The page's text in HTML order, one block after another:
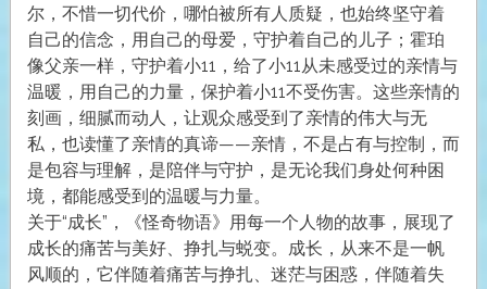
尔，不惜一切代价，哪怕被所有人质疑，也始终坚守着
自己的信念，用自己的母爱，守护着自己的儿子；霍珀
像父亲一样，守护着小11，给了小11从未感受过的亲情与
温暖，用自己的力量，保护着小11不受伤害。这些亲情的
刻画，细腻而动人，让观众感受到了亲情的伟大与无
私，也读懂了亲情的真谛——亲情，不是占有与控制，而
是包容与理解，是陪伴与守护，是无论我们身处何种困
境，都能感受到的温暖与力量。
关于“成长”，《怪奇物语》用每一个人物的故事，展现了
成长的痛苦与美好、挣扎与蜕变。成长，从来不是一帆
风顺的，它伴随着痛苦与挣扎、迷茫与困惑，伴随着失